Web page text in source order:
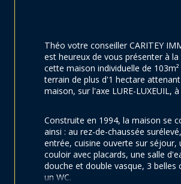
Théo votre conseiller CARITEY
est heureux de vous présenter à la
cette maison individuelle de
terrain de plus d'1 hectare
maison, sur l'axe LURE-LUXEUIL, à
Construite en 1994, la maison se
ainsi : au rez-de-chaussée
entrée, cuisine ouverte sur séjour,
couloir avec placards, une salle
douche et double vasque, 3 belles
un WC.